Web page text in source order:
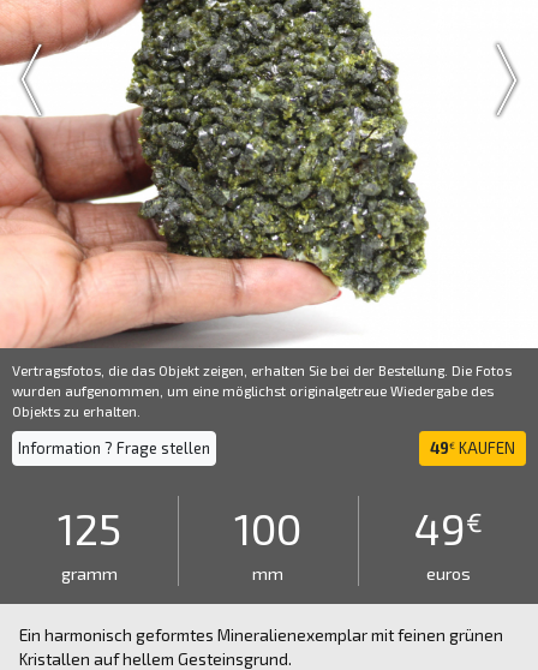
Vertragsfotos, die das Objekt zeigen, erhalten Sie bei der Bestellung. Die Fotos
wurden aufgenommen, um eine möglichst originalgetreue Wiedergabe des
Objekts zu erhalten.
Information ? Frage stellen 49€ KAUFEN
125
gramm
100
mm
49€
euros
Ein harmonisch geformtes Mineralienexemplar mit feinen grünen
Kristallen auf hellem Gesteinsgrund.